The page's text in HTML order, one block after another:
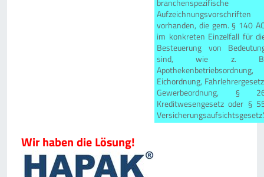
branchenspezifische
Aufzeichnungsvorschriften
vorhanden, die gem. § 140
im konkreten Einzelfall für
Besteuerung von
sind, wie z.
Apothekenbetriebsordnung,
Eichordnung,
Gewerbeordnung, §
Kreditwesengesetz oder §
Wir haben die Lösung!